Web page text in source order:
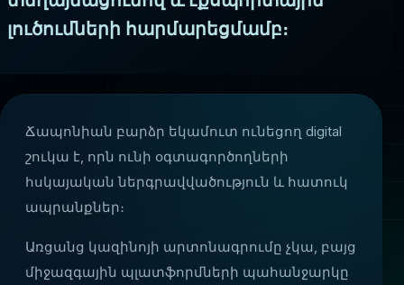
լուծումների հարմարեցմամբ։
Ճապոնիան բարձր եկամուտ ունեցող digital
շուկա է, որն ունի օգտագործողների
հսկայական ներգրավվածություն և հատուկ
ապրանքներ։
Առցանց կազինոյի արտոնագրումը չկա, բայց
միջազգային պլատֆորմների պահանջարկը